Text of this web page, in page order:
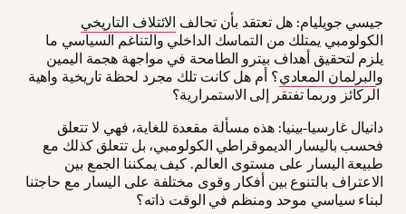
جيسي جويليام: هل تعتقد بأن تحالف الائتلاف التاريخي
الكولومبي يمتلك من التماسك الداخلي والتناغم السياسي ما
يلزم لتحقيق أهداف بيترو الطامحة في مواجهة هجمة اليمين
والبرلمان المعادي؟ أم هل كانت تلك مجرد لحظة تاريخية واهية
دانيال غارسيا-بينيا: هذه مسألة مقعدة للغاية، فهي لا تتعلق
فحسب باليسار الديموقراطي الكولومبي، بل تتعلق كذلك مع
طبيعة اليسار على مستوى العالم. كيف يمكننا الجمع بين
الاعتراف بالتنوع بين أفكار وقوى مختلفة على اليسار مع حاجتنا
لبناء سياسي موحد ومنظم في الوقت ذاته؟